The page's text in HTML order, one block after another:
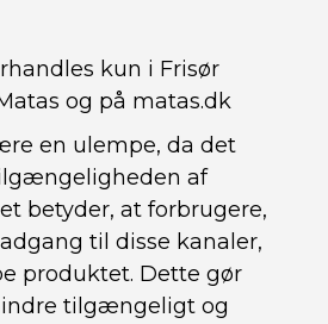
kun i Frisør
og på matas.dk
en ulempe, da det
af
betyder, at forbrugere,
til disse kanaler,
produktet. Dette gør
tilgængeligt og